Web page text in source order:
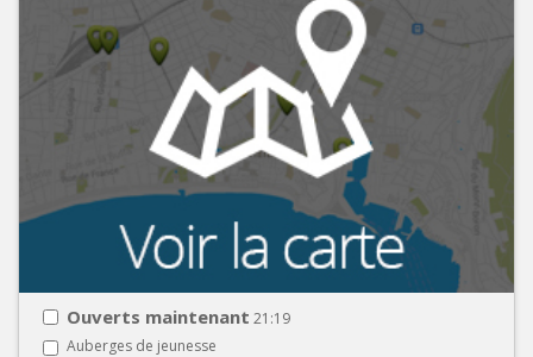
Ouverts maintenant 21:19
Auberges de jeunesse